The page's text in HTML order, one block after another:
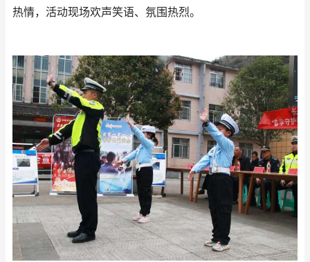
热情，活动现场欢声笑语、氛围热烈。